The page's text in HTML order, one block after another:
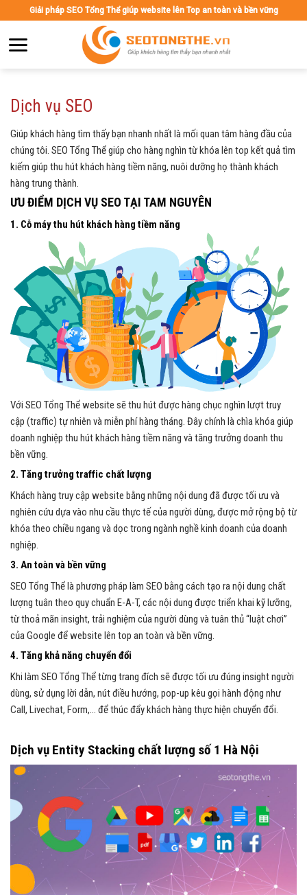
content
Giải pháp SEO Tổng Thể giúp website lên Top an toàn và bền vững
Dịch vụ SEO
Giúp khách hàng tìm thấy bạn nhanh nhất là mối quan tâm hàng đầu của
chúng tôi. SEO Tổng Thể giúp cho hàng nghìn từ khóa lên top kết quả tìm
kiếm giúp thu hút khách hàng tiềm năng, nuôi dưỡng họ thành khách
hàng trung thành.
ƯU ĐIỂM DỊCH VỤ SEO TẠI TAM NGUYÊN
1. Cỗ máy thu hút khách hàng tiềm năng
Với SEO Tổng Thể website sẽ thu hút được hàng chục nghìn lượt truy
cập (traffic) tự nhiên và miễn phí hàng tháng. Đây chính là chìa khóa giúp
doanh nghiệp thu hút khách hàng tiềm năng và tăng trưởng doanh thu
bền vững.
2. Tăng trưởng traffic chất lượng
Khách hàng truy cập website bằng những nội dung đã được tối ưu và
nghiên cứu dựa vào nhu cầu thực tế của người dùng, được mở rộng bộ từ
khóa theo chiều ngang và dọc trong ngành nghề kinh doanh của doanh
nghiệp.
3. An toàn và bền vững
SEO Tổng Thể là phương pháp làm SEO bằng cách tạo ra nội dung chất
lượng tuân theo quy chuẩn E-A-T, các nội dung được triển khai kỹ lưỡng,
từ thoả mãn insight, trải nghiệm của người dùng và tuân thủ “luật chơi”
của Google để website lên top an toàn và bền vững.
4. Tăng khả năng chuyển đổi
Khi làm SEO Tổng Thể từng trang đích sẽ được tối ưu đúng insight người
dùng, sử dụng lời dẫn, nút điều hướng, pop-up kêu gọi hành động như
Call, Livechat, Form,… để thúc đẩy khách hàng thực hiện chuyển đổi.
Dịch vụ Entity Stacking chất lượng số 1 Hà Nội